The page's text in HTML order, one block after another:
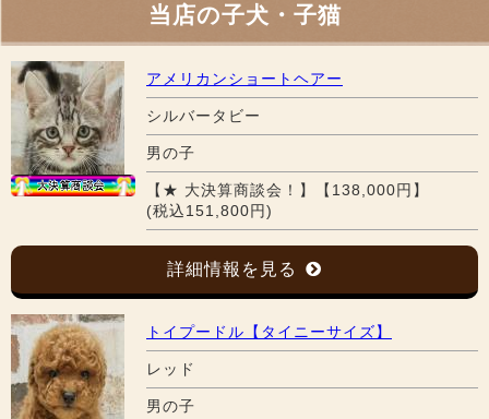
当店の子犬・子猫
アメリカンショートヘアー
シルバータビー
男の子
【★ 大決算商談会！】【138,000円】
(税込151,800円)
詳細情報を見る
トイプードル【タイニーサイズ】
レッド
男の子